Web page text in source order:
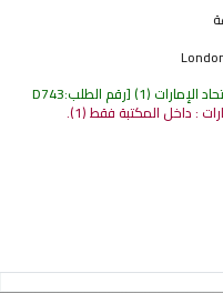
الإمارات (1) رقم الطلب:D743
: داخل المكتبة فقط(1).